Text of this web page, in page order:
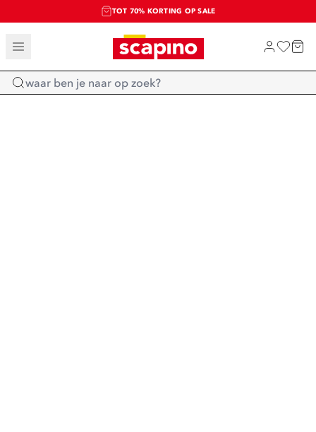
TOT 70% KORTING OP SALE
SALE: LAATSTE KANS!
SHOP NIEUW
Home